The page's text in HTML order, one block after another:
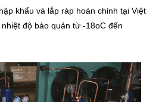
khẩu và lắp ráp hoàn chỉnh tại Việt
độ bảo quản từ -18oC đến